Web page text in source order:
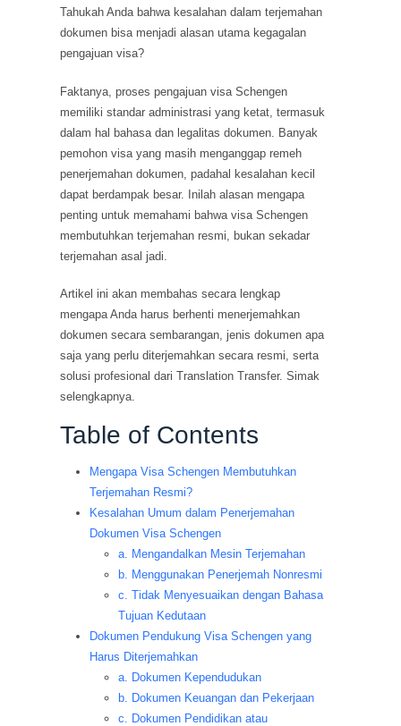
Tahukah Anda bahwa kesalahan dalam terjemahan
dokumen bisa menjadi alasan utama kegagalan
pengajuan visa?
Faktanya, proses pengajuan visa Schengen
memiliki standar administrasi yang ketat, termasuk
dalam hal bahasa dan legalitas dokumen. Banyak
pemohon visa yang masih menganggap remeh
penerjemahan dokumen, padahal kesalahan kecil
dapat berdampak besar. Inilah alasan mengapa
penting untuk memahami bahwa visa Schengen
membutuhkan terjemahan resmi, bukan sekadar
terjemahan asal jadi.
Artikel ini akan membahas secara lengkap
mengapa Anda harus berhenti menerjemahkan
dokumen secara sembarangan, jenis dokumen apa
saja yang perlu diterjemahkan secara resmi, serta
solusi profesional dari Translation Transfer. Simak
selengkapnya.
Table of Contents
Mengapa Visa Schengen Membutuhkan
Terjemahan Resmi?
Kesalahan Umum dalam Penerjemahan
Dokumen Visa Schengen
a. Mengandalkan Mesin Terjemahan
b. Menggunakan Penerjemah Nonresmi
c. Tidak Menyesuaikan dengan Bahasa
Tujuan Kedutaan
Dokumen Pendukung Visa Schengen yang
Harus Diterjemahkan
a. Dokumen Kependudukan
b. Dokumen Keuangan dan Pekerjaan
c. Dokumen Pendidikan atau